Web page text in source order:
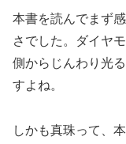
本書を読んでまず
さでした。ダイヤ
側からじんわり光
すよね。
しかも真珠って、